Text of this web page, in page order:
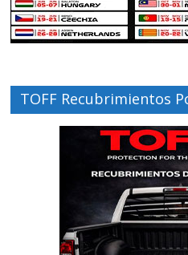
TOFF Recubrimientos